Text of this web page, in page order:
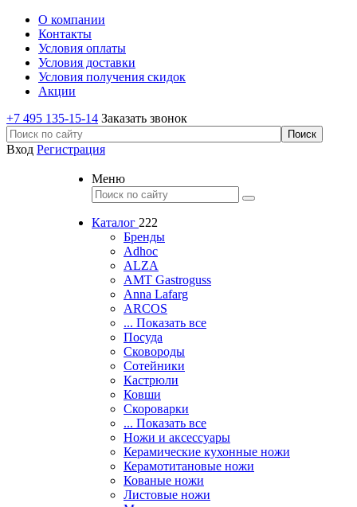
О компании
Контакты
Условия оплаты
Условия доставки
Условия получения скидок
Акции
+7 495 135-15-14 Заказать звонок
Вход Регистрация
Меню
Каталог 222
Бренды
Adhoc
ALZA
AMT Gastroguss
Anna Lafarg
ARCOS
... Показать все
Посуда
Сковороды
Сотейники
Кастрюли
Ковши
Скороварки
... Показать все
Ножи и аксессуары
Керамические кухонные ножи
Керамотитановые ножи
Кованые ножи
Листовые ножи